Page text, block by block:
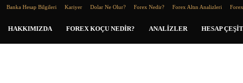
Banka Hesap Bilgileri Kariyer Dolar Ne Olur? Forex Nedir? Forex Altın Analizleri
HAKKIMIZDA FOREX KOÇU NEDIR? ANALIZLER HESAP